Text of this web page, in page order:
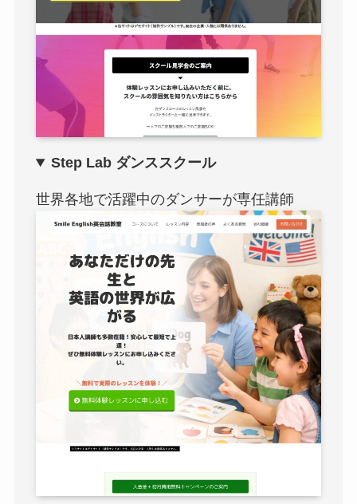
Step Lab ダンススクール
世界各地で活躍中のダンサーが専任講師